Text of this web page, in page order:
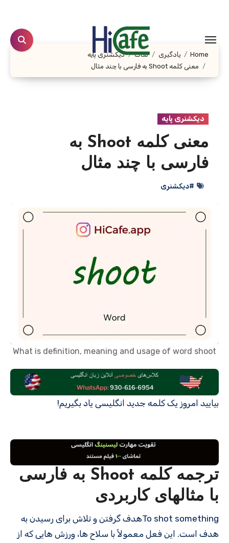
content
Home یادگیری لغات
دیکشنری پایه
معنی کلمه Shoot به فارسی با چند مثال
دیکشنری پایه
معنی کلمه Shoot به
فارسی با چند مثال
#دیکشنری
What is definition, meaning and usage of word shoot
بیایید امروز یک کلمه جدید انگلیسی یاد بگیریم!
ترجمه کلمه Shoot به فارسی
با مثالهای کاربردی
To shot somethingهدف گرفتن و تلاش برای رسیدن به
هدف است. این فعل معمولاً با سلاح ها، ورزش هایی که از